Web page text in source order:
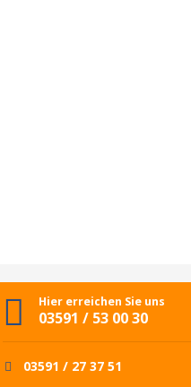
Hier erreichen Sie uns
03591 / 53 00 30
03591 / 27 37 51